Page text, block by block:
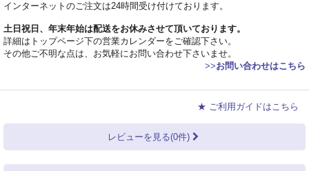
インターネットのご注文は24時間受け付けております。
土日祝日、年末年始は配送をお休みさせて頂いております。
詳細はトップページ下の営業カレンダーをご確認下さい。
その他ご不明な点は、お気軽にお問い合わせ下さいませ。
>>お問い合わせはこちら
★ ご利用ガイドはこちら
レビューを見る(0件)